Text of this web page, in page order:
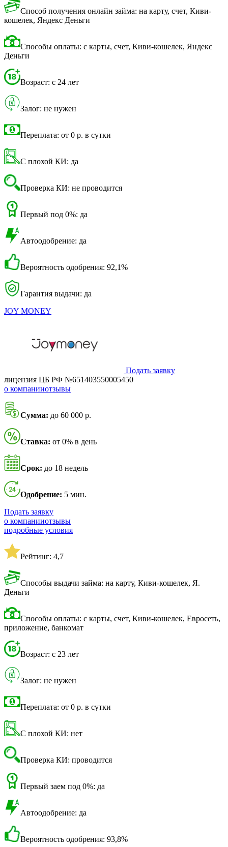
Способ получения онлайн займа: на карту, счет, Киви-
кошелек, Яндекс Деньги
Способы оплаты: с карты, счет, Киви-кошелек, Яндекс
Деньги
Возраст: с 24 лет
Залог: не нужен
Переплата: от 0 р. в сутки
С плохой КИ: да
Проверка КИ: не проводится
Первый под 0%: да
Автоодобрение: да
Вероятность одобрения: 92,1%
Гарантия выдачи: да
JOY MONEY
Подать заявку
лицензия ЦБ РФ №651403550005450
о компанииотзывы
Сумма: до 60 000 р.
Ставка: от 0% в день
Срок: до 18 недель
Одобрение: 5 мин.
Подать заявку
о компанииотзывы
подробные условия
Рейтинг: 4,7
Способы выдачи займа: на карту, Киви-кошелек, Я.
Деньги
Способы оплаты: с карты, счет, Киви-кошелек, Евросеть,
приложение, банкомат
Возраст: с 23 лет
Залог: не нужен
Переплата: от 0 р. в сутки
С плохой КИ: нет
Проверка КИ: проводится
Первый заем под 0%: да
Автоодобрение: да
Вероятность одобрения: 93,8%